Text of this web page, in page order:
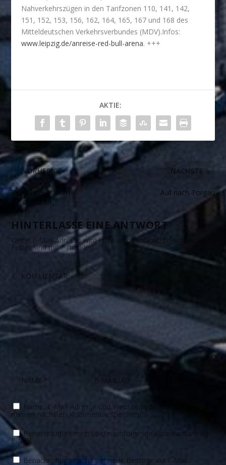
Nahverkehrszügen in den Tarifzonen 110, 141, 142,
151, 152, 153, 156, 162, 164, 165, 167 und 168 des
Mitteldeutschen Verkehrsverbundes (MDV).Infos:
www.leipzig.de/anreise-red-bull-arena. +++
AKTIE:
VORHERIGE
Bewohner-Parken
beschlossen
NÄCHSTE
Auf nach Torgau
HINTERLASSE EINE ANTWORT
Deine E-Mail-Adresse wird nicht veröffentlicht. Erforderliche
Felder sind mit*markiert
Name, E-Mail-Adresse und Website in diesem Browser für
meinen nächsten Kommentar speichern.
Benachrichtige mich über nachfolgende Kommentare via
E-Mail.
Benachrichtige mich über neue Beiträge via E-Mail.